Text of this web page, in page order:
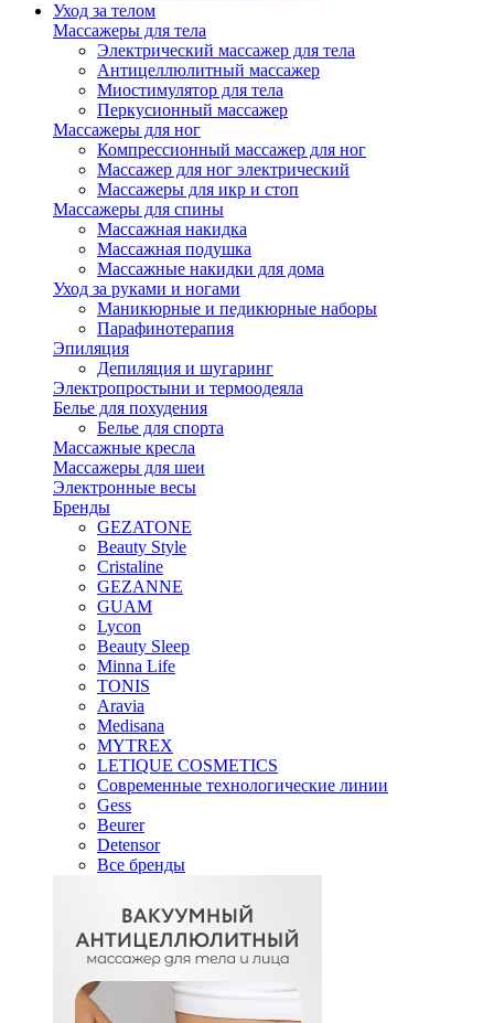
Уход за телом
Массажеры для тела
Электрический массажер для тела
Антицеллюлитный массажер
Миостимулятор для тела
Перкусионный массажер
Массажеры для ног
Компрессионный массажер для ног
Массажер для ног электрический
Массажеры для икр и стоп
Массажеры для спины
Массажная накидка
Массажная подушка
Массажные накидки для дома
Уход за руками и ногами
Маникюрные и педикюрные наборы
Парафинотерапия
Эпиляция
Депиляция и шугаринг
Электропростыни и термоодеяла
Белье для похудения
Белье для спорта
Массажные кресла
Массажеры для шеи
Электронные весы
Бренды
GEZATONE
Beauty Style
Cristaline
GEZANNE
GUAM
Lycon
Beauty Sleep
Minna Life
TONIS
Aravia
Medisana
MYTREX
LETIQUE COSMETICS
Современные технологические линии
Gess
Beurer
Detensor
Все бренды